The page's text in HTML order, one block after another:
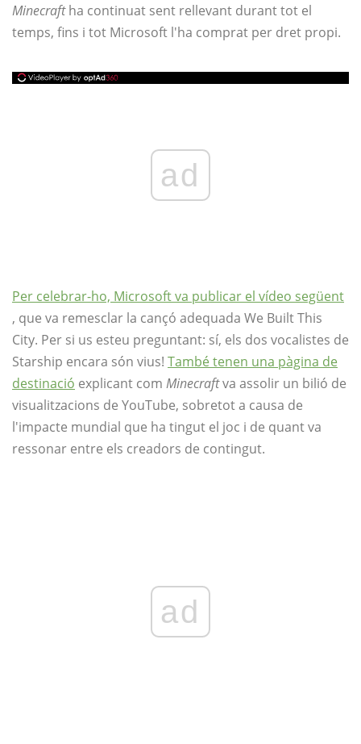
Minecraftha continuat sent rellevant durant tot el
temps, fins i tot Microsoft l'ha comprat per dret propi.
ad
Per celebrar-ho, Microsoft va publicar el vídeo següent
, que va remesclar la cançó adequada We Built This
City. Per si us esteu preguntant: sí, els dos vocalistes de
Starship encara són vius! També tenen una pàgina de
destinació explicant com Minecraftva assolir un bilió de
visualitzacions de YouTube, sobretot a causa de
l'impacte mundial que ha tingut el joc i de quant va
ressonar entre els creadors de contingut.
ad